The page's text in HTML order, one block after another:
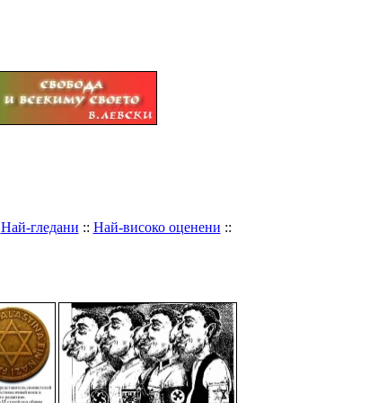
Най-гледани :: Най-високо оценени ::